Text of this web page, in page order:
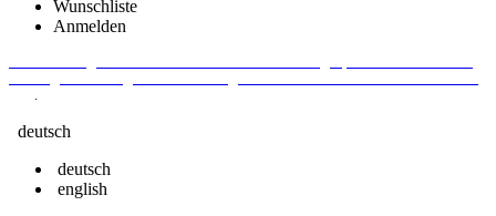
Wunschliste
Anmelden
.
deutsch
deutsch
english